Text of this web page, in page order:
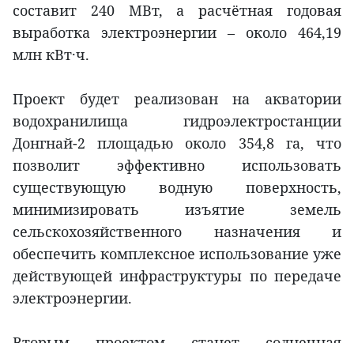
составит 240 МВт, а расчётная годовая
выработка электроэнергии – около 464,19
млн кВт·ч.
Проект будет реализован на акватории
водохранилища гидроэлектростанции
Донгнай-2 площадью около 354,8 га, что
позволит эффективно использовать
существующую водную поверхность,
минимизировать изъятие земель
сельскохозяйственного назначения и
обеспечить комплексное использование уже
действующей инфраструктуры по передаче
электроэнергии.